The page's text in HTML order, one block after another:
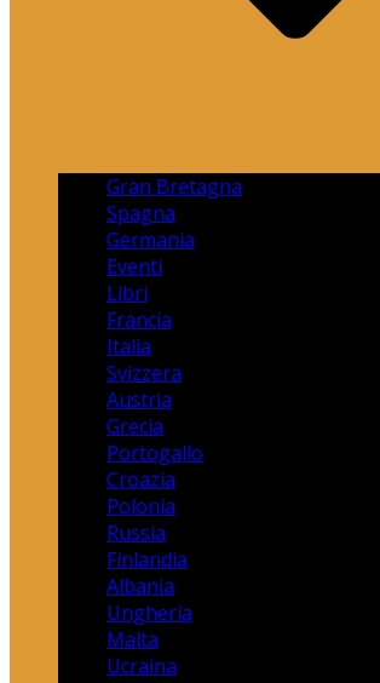
Gran Bretagna
Spagna
Germania
Eventi
Libri
Francia
Italia
Svizzera
Austria
Grecia
Portogallo
Croazia
Polonia
Russia
Finlandia
Albania
Ungheria
Malta
Ucraina